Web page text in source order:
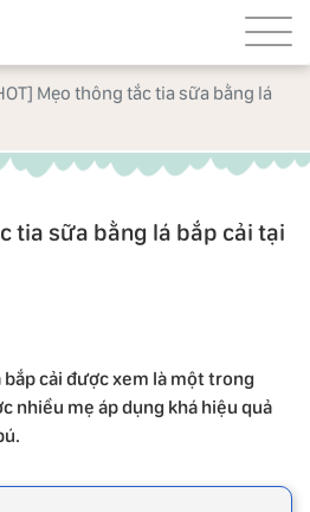
Mẹo thông tắc tia sữa bằng lá
tia sữa bằng lá bắp cải tại
cải được xem là một trong
nhiều mẹ áp dụng khá hiệu quả